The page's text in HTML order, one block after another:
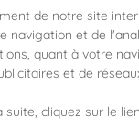
de notre site
navigation et de
quant à votre
et de
cliquez sur le